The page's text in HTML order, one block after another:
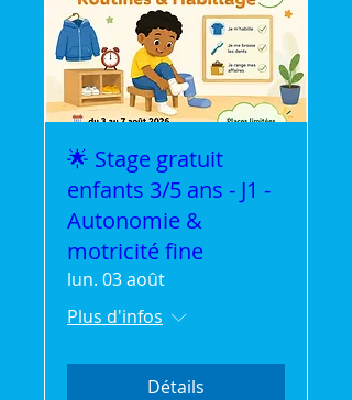
🌟 Stage gratuit
enfants 3/5 ans - J1 -
Autonomie &
motricité fine
lun. 03 août
Plus d'infos
Détails